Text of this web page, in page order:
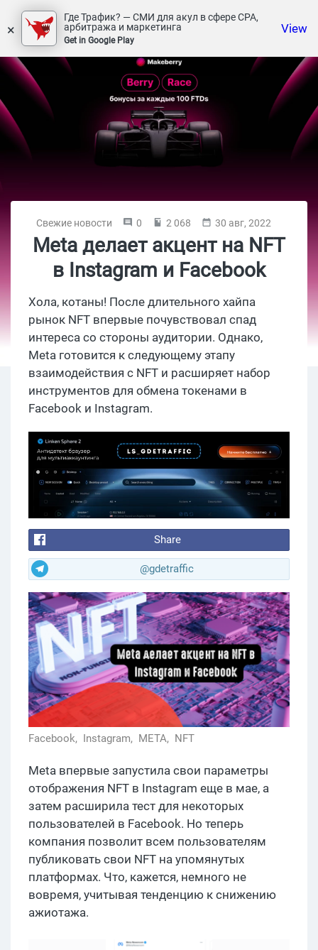
×
Где Трафик? — СМИ для акул в сфере СРА,
арбитража и маркетинга
Get in Google Play
View
Свежие новости 0 2 068 30 авг, 2022
Meta делает акцент на NFT
в Instagram и Facebook
Хола, котаны! После длительного хайпа
рынок NFT впервые почувствовал спад
интереса со стороны аудитории. Однако,
Meta готовится к следующему этапу
взаимодействия с NFT и расширяет набор
инструментов для обмена токенами в
Facebook и Instagram.
Share
@gdetraffic
Facebook, Instagram, META, NFT
Meta впервые запустила свои параметры
отображения NFT в Instagram еще в мае, а
затем расширила тест для некоторых
пользователей в Facebook. Но теперь
компания позволит всем пользователям
публиковать свои NFT на упомянутых
платформах. Что, кажется, немного не
вовремя, учитывая тенденцию к снижению
ажиотажа.